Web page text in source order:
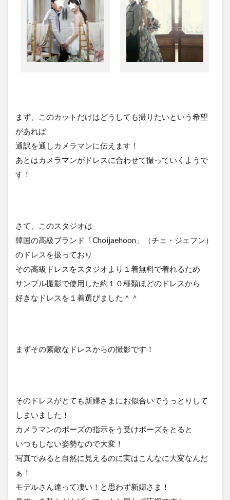
まず、このカットだけはどうしても撮りたいという希望
があれば
通訳を通しカメラマンに伝えます！
あとはカメラマンがドレスに合わせて撮っていくようで
す！
さて、このスタジオは
韓国の高級ブランド「Choijaehoon」（チェ・ジェフン）
のドレスを扱っており
その高級ドレスをスタジオより１着無料で着れるため
サンプル撮影で使用した約１０種類ほどのドレスから
好きなドレスを１着選びました＾＾
まずその素敵なドレスからの撮影です！
そのドレスがとても新婦さまにお似合いでうっとりして
しまいました！
カメラマンのポーズの指示をう受けポーズをとると
いつもしない姿勢なので大変！
写真でみると自然に見えるのに実はこんなに大変なんだ
ぁ！
モデルさん達って凄い！と思わず新婦さま！